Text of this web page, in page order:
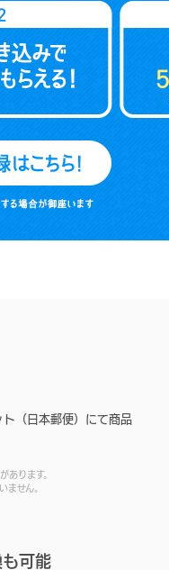
（日本郵便）にて商品
あります。
ません。
可能